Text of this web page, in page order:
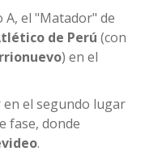
el "Matador" de
de Perú (con
) en el
el segundo lugar
fase, donde
.